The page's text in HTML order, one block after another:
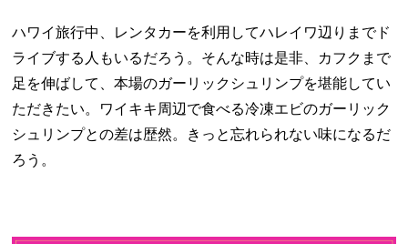
ハワイ旅行中、レンタカーを利用してハレイワ辺りまでド
ライブする人もいるだろう。そんな時は是非、カフクまで
足を伸ばして、本場のガーリックシュリンプを堪能してい
ただきたい。ワイキキ周辺で食べる冷凍エビのガーリック
シュリンプとの差は歴然。きっと忘れられない味になるだ
ろう。